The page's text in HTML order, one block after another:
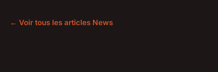
← Voir tous les articles News